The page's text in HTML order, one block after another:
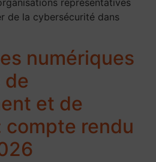
de la cybersécurité dans
numériques
de
et de
compte rendu